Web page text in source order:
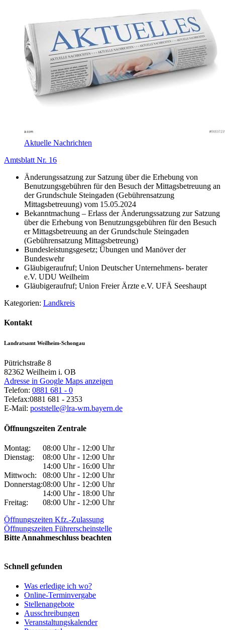
Aktuelle Nachrichten
Amtsblatt Nr. 16
Änderungssatzung zur Satzung über die Erhebung von
Benutzungsgebühren für den Besuch der Mittagsbetreuung an
der Grundschule Steingaden (Gebührensatzung
Mittagsbetreuung) vom 15.05.2024
Bekanntmachung – Erlass der Änderungssatzung zur Satzung
über die Erhebung von Benutzungsgebühren für den Besuch
er Mittagsbetreuung an der Grundschule Steingaden
(Gebührensatzung Mittagsbetreung)
Bundesleistungsgesetz; Übungen und Manöver der
Bundeswehr
Gläubigeraufruf; Union Deutscher Unternehmens- berater
e.V. UDU Weilheim
Gläubigeraufruf; Union Freier Ärzte e.V. UFÄ Seeshaupt
Kategorien: Landkreis
Kontakt
Landratsamt Weilheim-Schongau
Pütrichstraße 8
82362 Weilheim i. OB
Adresse in Google Maps anzeigen
Telefon: 0881 681 - 0
Telefax:0881 681 - 2353
E-Mail: poststelle@lra-wm.bayern.de
Öffnungszeiten Zentrale
Montag:
08:00 Uhr - 12:00 Uhr
Dienstag:
08:00 Uhr - 12:00 Uhr
14:00 Uhr - 16:00 Uhr
Mittwoch:
08:00 Uhr - 12:00 Uhr
Donnerstag:08:00 Uhr - 12:00 Uhr
14:00 Uhr - 18:00 Uhr
Freitag:
08:00 Uhr - 12:00 Uhr
Öffnungszeiten Kfz.-Zulassung
Öffnungszeiten Führerscheinstelle
Bitte Annahmeschluss beachten
Schnell gefunden
Was erledige ich wo?
Online-Terminvergabe
Stellenangebote
Ausschreibungen
Veranstaltungskalender